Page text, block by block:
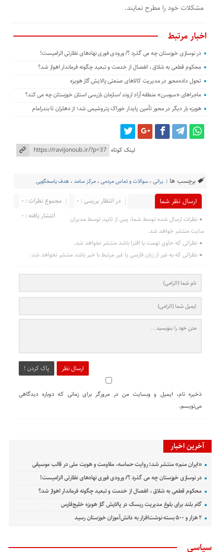
مشکلات خود را مطرح نمایند.
اخبار مرتبط
در نوسازی خوزستان چه می گذرد ؟/ ورودی فوری نهادهای نظارتی الزامیست!
محکوم قطعی به شلاق ، انفصال از خدمت و تبعید چگونه فرماندار اهواز شد؟
تحول داده‌محور در مدیریت کالاهای صنعتی پالایش گاز هویزه
ماجراهای «سوسن» منطقه آزاد اروند /سازمان بازرسی استان خوزستان چه می کند؟
هویزه بار دیگر در محور تأمین پایدار خوراک پتروشیمی شد؛ از دهلران تا بندرامام
لینک کوتاه
برچسب ها : براتی ،سوالات و تماس مردمی ،مرکز سامد ، هدف پاسخگویی
ارسال نظر شما مجموع نظرات : 0
در انتظار بررسی : 0
انتشار یافته : 0
نظرات ارسال شده توسط شما، پس از تایید توسط مدیران
سایت منتشر خواهد شد.
نظراتی که حاوی تهمت یا افترا باشد منتشر نخواهد شد.
نظراتی که به غیر از زبان فارسی یا غیر مرتبط با خبر باشد منتشر نخواهد شد.
ارسال نظر پاک کردن !
ذخیره نام، ایمیل و وبسایت من در مرورگر برای زمانی که دوباره دیدگاهی
می‌نویسم.
آخرین اخبار
«ایران منم» منتشر شد؛ روایت حماسه، مقاومت و هویت ملی در قالب موسیقی
در نوسازی خوزستان چه می گذرد ؟/ ورودی فوری نهادهای نظارتی الزامیست!
محکوم قطعی به شلاق ، انفصال از خدمت و تبعید چگونه فرماندار اهواز شد؟
گام بلند برای بلوغ مدیریت ریسک در پالایش گاز هویزه خلیج‌فارس
۲ هزار و ۵۰۰ بسته نوشت‌افزار به دانش‌آموزان خوزستان رسید
سیاسی